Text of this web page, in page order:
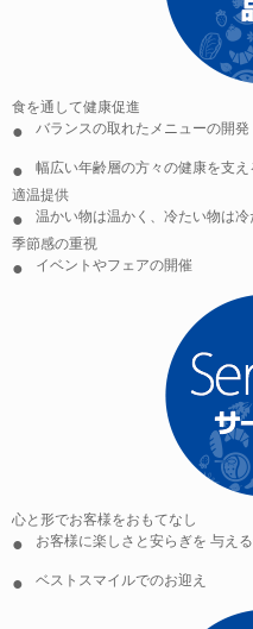
食を通して健康促進
バランスの取れたメニューの開発
幅広い年齢層の方々の健康を支
適温提供
温かい物は温かく、冷たい物は冷
季節感の重視
イベントやフェアの開催
心と形でお客様をおもてなし
お客様に楽しさと安らぎを 与え
ベストスマイルでのお迎え